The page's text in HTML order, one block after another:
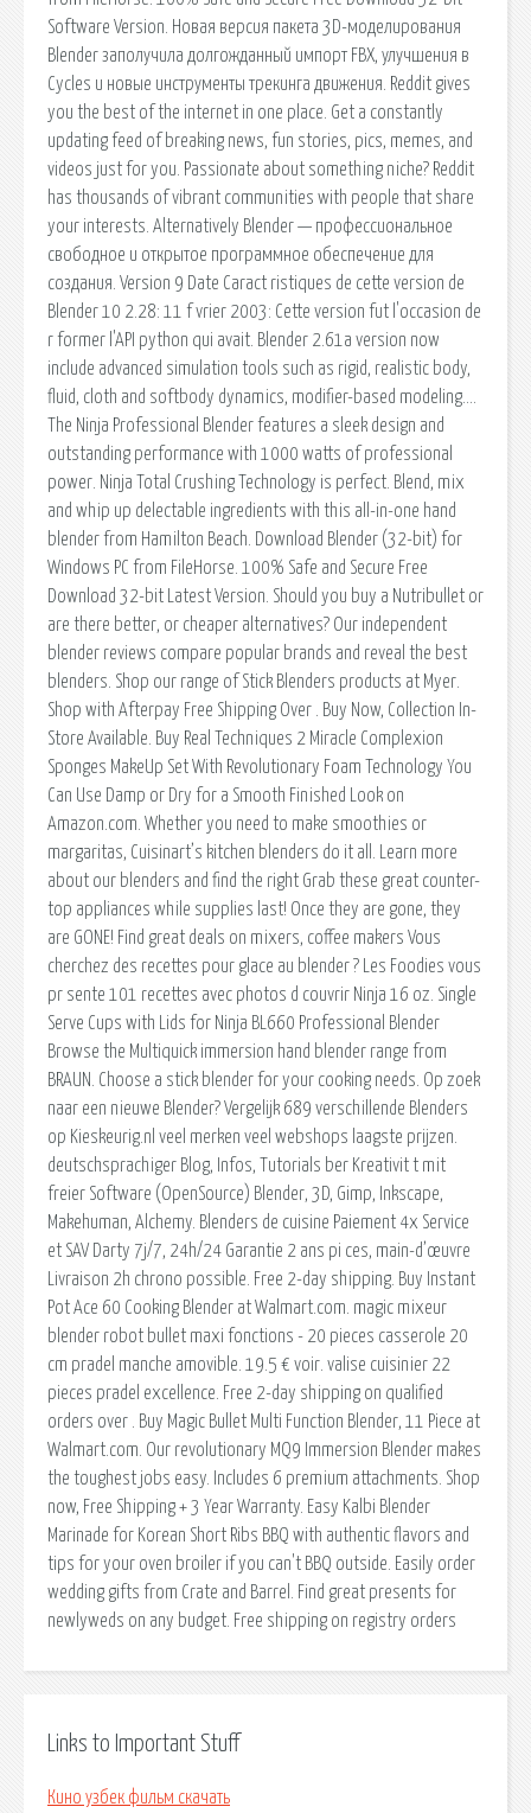
Software Version. Новая версия пакета 3D-моделирования
Blender заполучила долгожданный импорт FBX, улучшения в
Cycles и новые инструменты трекинга движения. Reddit gives
you the best of the internet in one place. Get a constantly
updating feed of breaking news, fun stories, pics, memes, and
videos just for you. Passionate about something niche? Reddit
has thousands of vibrant communities with people that share
your interests. Alternatively Blender — профессиональное
cвободное и открытое программное обеспечение для
создания. Version 9 Date Caract ristiques de cette version de
Blender 10 2.28: 11 f vrier 2003: Cette version fut l'occasion de
r former l'API python qui avait. Blender 2.61a version now
include advanced simulation tools such as rigid, realistic body,
fluid, cloth and softbody dynamics, modifier-based modeling….
The Ninja Professional Blender features a sleek design and
outstanding performance with 1000 watts of professional
power. Ninja Total Crushing Technology is perfect. Blend, mix
and whip up delectable ingredients with this all-in-one hand
blender from Hamilton Beach. Download Blender (32-bit) for
Windows PC from FileHorse. 100% Safe and Secure Free
Download 32-bit Latest Version. Should you buy a Nutribullet or
are there better, or cheaper alternatives? Our independent
blender reviews compare popular brands and reveal the best
blenders. Shop our range of Stick Blenders products at Myer.
Shop with Afterpay Free Shipping Over . Buy Now, Collection In-
Store Available. Buy Real Techniques 2 Miracle Complexion
Sponges MakeUp Set With Revolutionary Foam Technology You
Can Use Damp or Dry for a Smooth Finished Look on
Amazon.com. Whether you need to make smoothies or
margaritas, Cuisinart’s kitchen blenders do it all. Learn more
about our blenders and find the right Grab these great counter-
top appliances while supplies last! Once they are gone, they
are GONE! Find great deals on mixers, coffee makers Vous
cherchez des recettes pour glace au blender ? Les Foodies vous
pr sente 101 recettes avec photos d couvrir Ninja 16 oz. Single
Serve Cups with Lids for Ninja BL660 Professional Blender
Browse the Multiquick immersion hand blender range from
BRAUN. Choose a stick blender for your cooking needs. Op zoek
naar een nieuwe Blender? Vergelijk 689 verschillende Blenders
op Kieskeurig.nl veel merken veel webshops laagste prijzen.
deutschsprachiger Blog, Infos, Tutorials ber Kreativit t mit
freier Software (OpenSource) Blender, 3D, Gimp, Inkscape,
Makehuman, Alchemy. Blenders de cuisine Paiement 4x Service
et SAV Darty 7j/7, 24h/24 Garantie 2 ans pi ces, main-d’œuvre
Livraison 2h chrono possible. Free 2-day shipping. Buy Instant
Pot Ace 60 Cooking Blender at Walmart.com. magic mixeur
blender robot bullet maxi fonctions - 20 pieces casserole 20
cm pradel manche amovible. 19.5 € voir. valise cuisinier 22
pieces pradel excellence. Free 2-day shipping on qualified
orders over . Buy Magic Bullet Multi Function Blender, 11 Piece at
Walmart.com. Our revolutionary MQ9 Immersion Blender makes
the toughest jobs easy. Includes 6 premium attachments. Shop
now, Free Shipping + 3 Year Warranty. Easy Kalbi Blender
Marinade for Korean Short Ribs BBQ with authentic flavors and
tips for your oven broiler if you can't BBQ outside. Easily order
wedding gifts from Crate and Barrel. Find great presents for
newlyweds on any budget. Free shipping on registry orders
Links to Important Stuff
Кино узбек фильм скачать